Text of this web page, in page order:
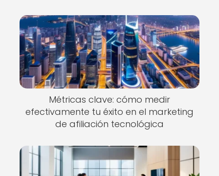
Métricas clave: cómo medir
efectivamente tu éxito en el marketing
de afiliación tecnológica